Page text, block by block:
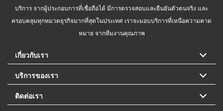
บริการ จากผู้ประกอบการที่เชื่อถือได้ มีการตรวจสอบและยืนยันตัวตนจริง และ
ครอบคลุมทุกหมวดธุรกิจมากที่สุดในประเทศ เราจะมอบบริการที่เหนือความคาด
หมาย จากทีมงานคุณภาพ
เกี่ยวกับเรา
บริการของเรา
ติดต่อเรา